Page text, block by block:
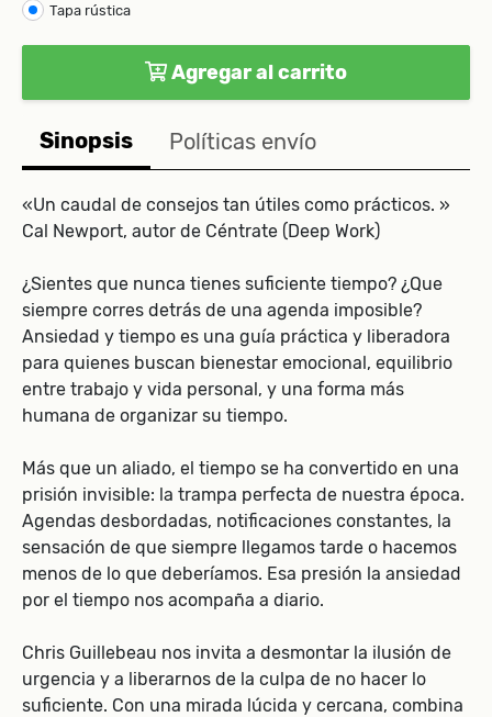
Tapa rústica
Agregar al carrito
Sinopsis Políticas envío
«Un caudal de consejos tan útiles como prácticos. »
Cal Newport, autor de Céntrate (Deep Work)
¿Sientes que nunca tienes suficiente tiempo? ¿Que
siempre corres detrás de una agenda imposible?
Ansiedad y tiempo es una guía práctica y liberadora
para quienes buscan bienestar emocional, equilibrio
entre trabajo y vida personal, y una forma más
humana de organizar su tiempo.
Más que un aliado, el tiempo se ha convertido en una
prisión invisible: la trampa perfecta de nuestra época.
Agendas desbordadas, notificaciones constantes, la
sensación de que siempre llegamos tarde o hacemos
menos de lo que deberíamos. Esa presión la ansiedad
por el tiempo nos acompaña a diario.
Chris Guillebeau nos invita a desmontar la ilusión de
urgencia y a liberarnos de la culpa de no hacer lo
suficiente. Con una mirada lúcida y cercana, combina